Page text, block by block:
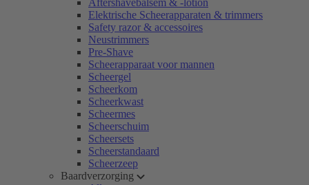
Aftershavebalsem & -lotion
Elektrische Scheerapparaten & trimmers
Safety razor & accessoires
Neustrimmers
Pre-Shave
Scheerapparaat voor mannen
Scheergel
Scheerkom
Scheerkwast
Scheermes
Scheerschuim
Scheersets
Scheerstandaard
Scheerzeep
Baardverzorging